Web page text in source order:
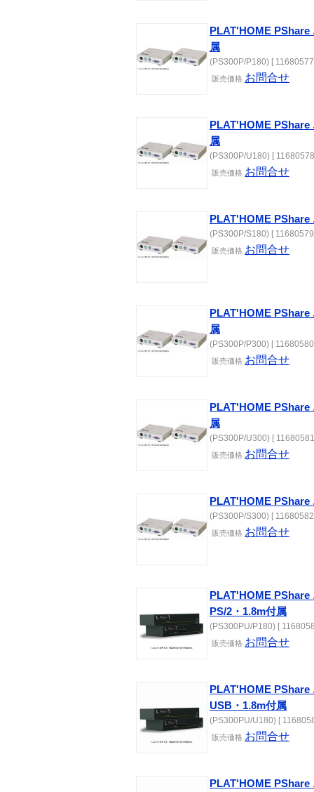
PLAT'HOME PShare
属
(PS300P/P180) [
販売価格 お問合せ
PLAT'HOME PShare
属
(PS300P/U180) [
販売価格 お問合せ
PLAT'HOME PShare
(PS300P/S180) [
販売価格 お問合せ
PLAT'HOME PShare
属
(PS300P/P300) [
販売価格 お問合せ
PLAT'HOME PShare
属
(PS300P/U300) [
販売価格 お問合せ
PLAT'HOME PShare
(PS300P/S300) [
販売価格 お問合せ
PLAT'HOME PShare
PS/2・1.8m付属
(PS300PU/P180) [
販売価格 お問合せ
PLAT'HOME PShare
USB・1.8m付属
(PS300PU/U180) [
販売価格 お問合せ
PLAT'HOME PShare